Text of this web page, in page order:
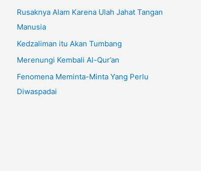
Rusaknya Alam Karena Ulah Jahat Tangan
Manusia
Kedzaliman itu Akan Tumbang
Merenungi Kembali Al-Qur’an
Fenomena Meminta-Minta Yang Perlu
Diwaspadai